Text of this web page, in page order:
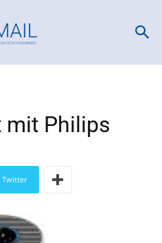
mit Philips
Twitter